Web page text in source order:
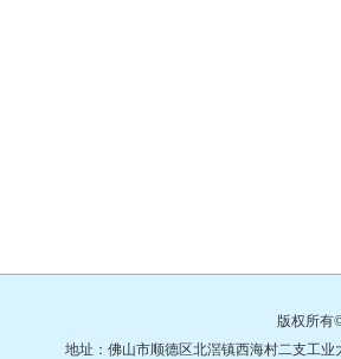
版权所有
地址：佛山市顺德区北滘镇西海村二支工